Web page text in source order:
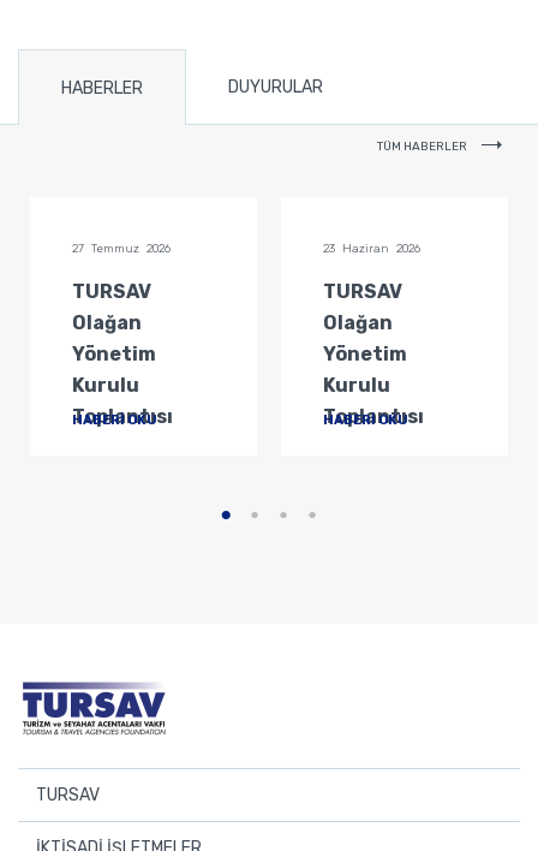
HABERLER DUYURULAR
TÜM HABERLER
27 Temmuz 2026
TURSAV
Olağan
Yönetim
Kurulu
Toplantısı
HABERİ OKU
23 Haziran 2026
TURSAV
Olağan
Yönetim
Kurulu
Toplantısı
HABERİ OKU
TURSAV
Başkan